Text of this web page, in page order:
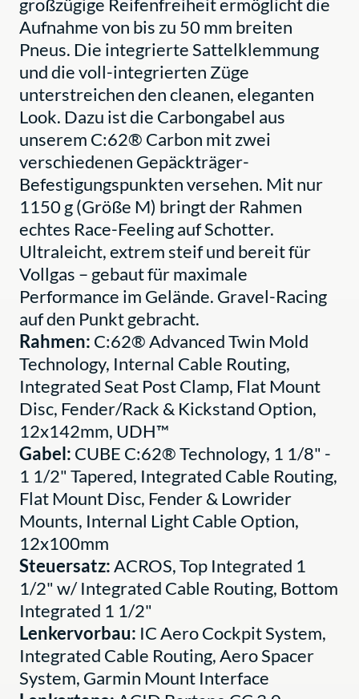
großzügige Reifenfreiheit ermöglicht die
Aufnahme von bis zu 50 mm breiten
Pneus. Die integrierte Sattelklemmung
und die voll-integrierten Züge
unterstreichen den cleanen, eleganten
Look. Dazu ist die Carbongabel aus
unserem C:62® Carbon mit zwei
verschiedenen Gepäckträger-
Befestigungspunkten versehen. Mit nur
1150 g (Größe M) bringt der Rahmen
echtes Race-Feeling auf Schotter.
Ultraleicht, extrem steif und bereit für
Vollgas – gebaut für maximale
Performance im Gelände. Gravel-Racing
auf den Punkt gebracht.
Rahmen: C:62® Advanced Twin Mold
Technology, Internal Cable Routing,
Integrated Seat Post Clamp, Flat Mount
Disc, Fender/Rack & Kickstand Option,
12x142mm, UDH™
Gabel: CUBE C:62® Technology, 1 1/8" -
1 1/2" Tapered, Integrated Cable Routing,
Flat Mount Disc, Fender & Lowrider
Mounts, Internal Light Cable Option,
12x100mm
Steuersatz:ACROS, Top Integrated 1
1/2" w/ Integrated Cable Routing, Bottom
Integrated 1 1/2"
Lenkervorbau: IC Aero Cockpit System,
Integrated Cable Routing, Aero Spacer
System, Garmin Mount Interface